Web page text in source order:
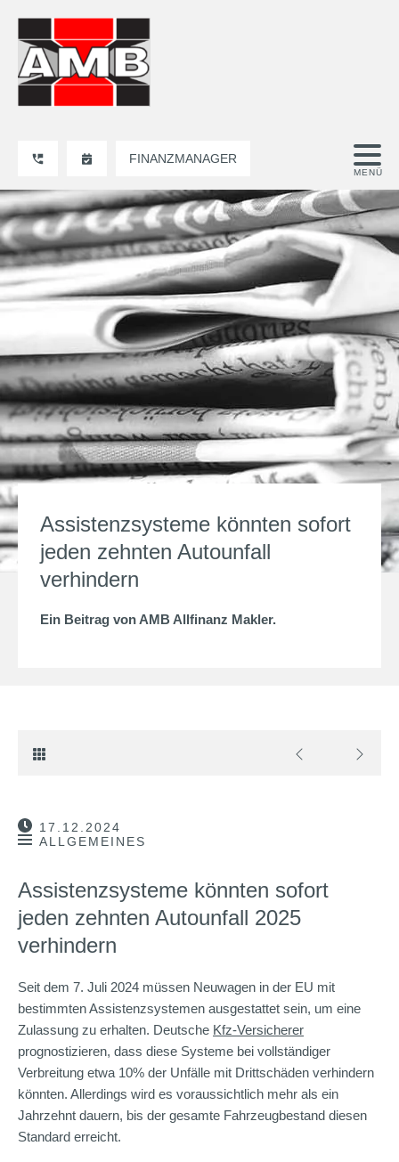
FINANZMANAGER
Assistenzsysteme könnten sofort
jeden zehnten Autounfall
verhindern
Ein Beitrag von AMB Allfinanz Makler.
17.12.2024
ALLGEMEINES
Assistenzsysteme könnten sofort
jeden zehnten Autounfall 2025
verhindern
Seit dem 7. Juli 2024 müssen Neuwagen in der EU mit
bestimmten Assistenzsystemen ausgestattet sein, um eine
Zulassung zu erhalten. Deutsche Kfz-Versicherer
prognostizieren, dass diese Systeme bei vollständiger
Verbreitung etwa 10% der Unfälle mit Drittschäden verhindern
könnten. Allerdings wird es voraussichtlich mehr als ein
Jahrzehnt dauern, bis der gesamte Fahrzeugbestand diesen
Standard erreicht.